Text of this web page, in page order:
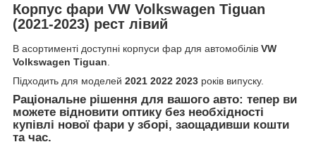
Корпус фари VW Volkswagen Tiguan
(2021-2023) рест лівий
В асортименті доступні корпуси фар для автомобілів VW
Volkswagen Tiguan.
Підходить для моделей 2021 2022 2023 років випуску.
Раціональне рішення для вашого авто: тепер ви
можете відновити оптику без необхідності
купівлі нової фари у зборі, заощадивши кошти
та час.